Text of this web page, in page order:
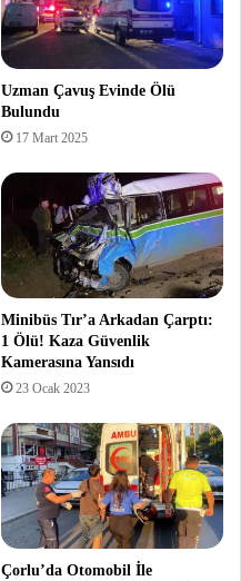
Uzman Çavuş Evinde Ölü
Bulundu
17 Mart 2025
Minibüs Tır’a Arkadan Çarptı:
1 Ölü! Kaza Güvenlik
Kamerasına Yansıdı
23 Ocak 2023
Çorlu’da Otomobil İle